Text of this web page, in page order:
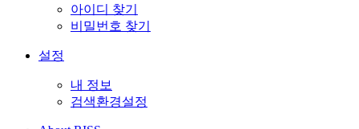
아이디 찾기
비밀번호 찾기
설정
내 정보
검색환경설정